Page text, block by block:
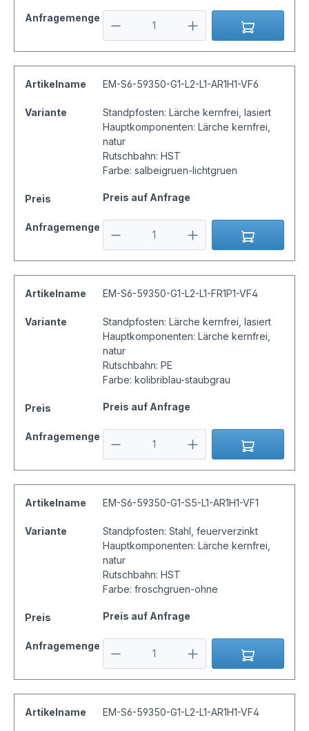
Anfragemenge
Artikelname EM-S6-59350-G1-L2-L1-AR1H1-VF6
Variante
Standpfosten: Lärche kernfrei, lasiert
Hauptkomponenten: Lärche kernfrei,
natur
Rutschbahn: HST
Farbe: salbeigruen-lichtgruen
Preis Preis auf Anfrage
Anfragemenge
Artikelname EM-S6-59350-G1-L2-L1-FR1P1-VF4
Variante
Standpfosten: Lärche kernfrei, lasiert
Hauptkomponenten: Lärche kernfrei,
natur
Rutschbahn: PE
Farbe: kolibriblau-staubgrau
Preis Preis auf Anfrage
Anfragemenge
Artikelname EM-S6-59350-G1-S5-L1-AR1H1-VF1
Variante
Standpfosten: Stahl, feuerverzinkt
Hauptkomponenten: Lärche kernfrei,
natur
Rutschbahn: HST
Farbe: froschgruen-ohne
Preis Preis auf Anfrage
Anfragemenge
Artikelname EM-S6-59350-G1-L2-L1-AR1H1-VF4